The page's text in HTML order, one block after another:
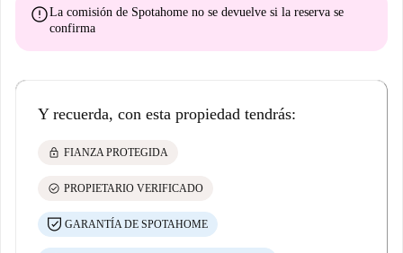
errorLa comisión de Spotahome no se devuelve si la reserva se
confirma
Y recuerda, con esta propiedad tendrás:
lock FIANZA PROTEGIDA
check_circle PROPIETARIO VERIFICADO
GARANTÍA DE SPOTAHOME